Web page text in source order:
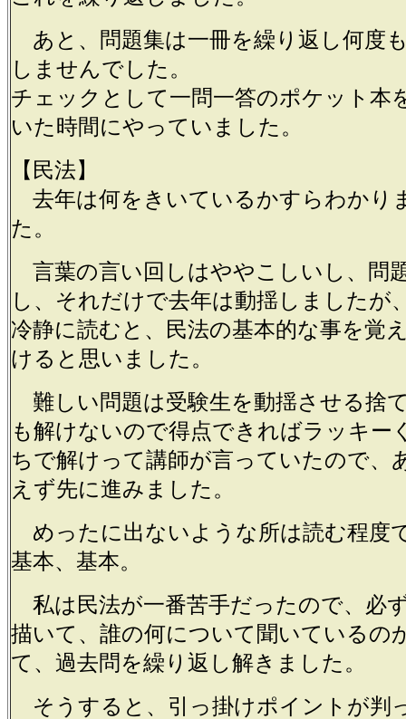
あと、問題集は一冊を繰り返し何度
しませんでした。
チェックとして一問一答のポケット本
いた時間にやっていました。
【民法】
去年は何をきいているかすらわかり
た。
言葉の言い回しはややこしいし、問
し、それだけで去年は動揺しましたが
冷静に読むと、民法の基本的な事を覚
けると思いました。
難しい問題は受験生を動揺させる捨
も解けないので得点できればラッキー
ちで解けって講師が言っていたので、
えず先に進みました。
めったに出ないような所は読む程度
基本、基本。
私は民法が一番苦手だったので、必
描いて、誰の何について聞いているの
て、過去問を繰り返し解きました。
そうすると、引っ掛けポイントが判